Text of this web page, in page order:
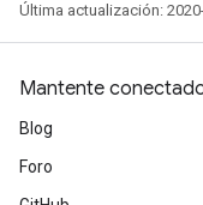
Última actualización:
Mantente
Blog
Foro